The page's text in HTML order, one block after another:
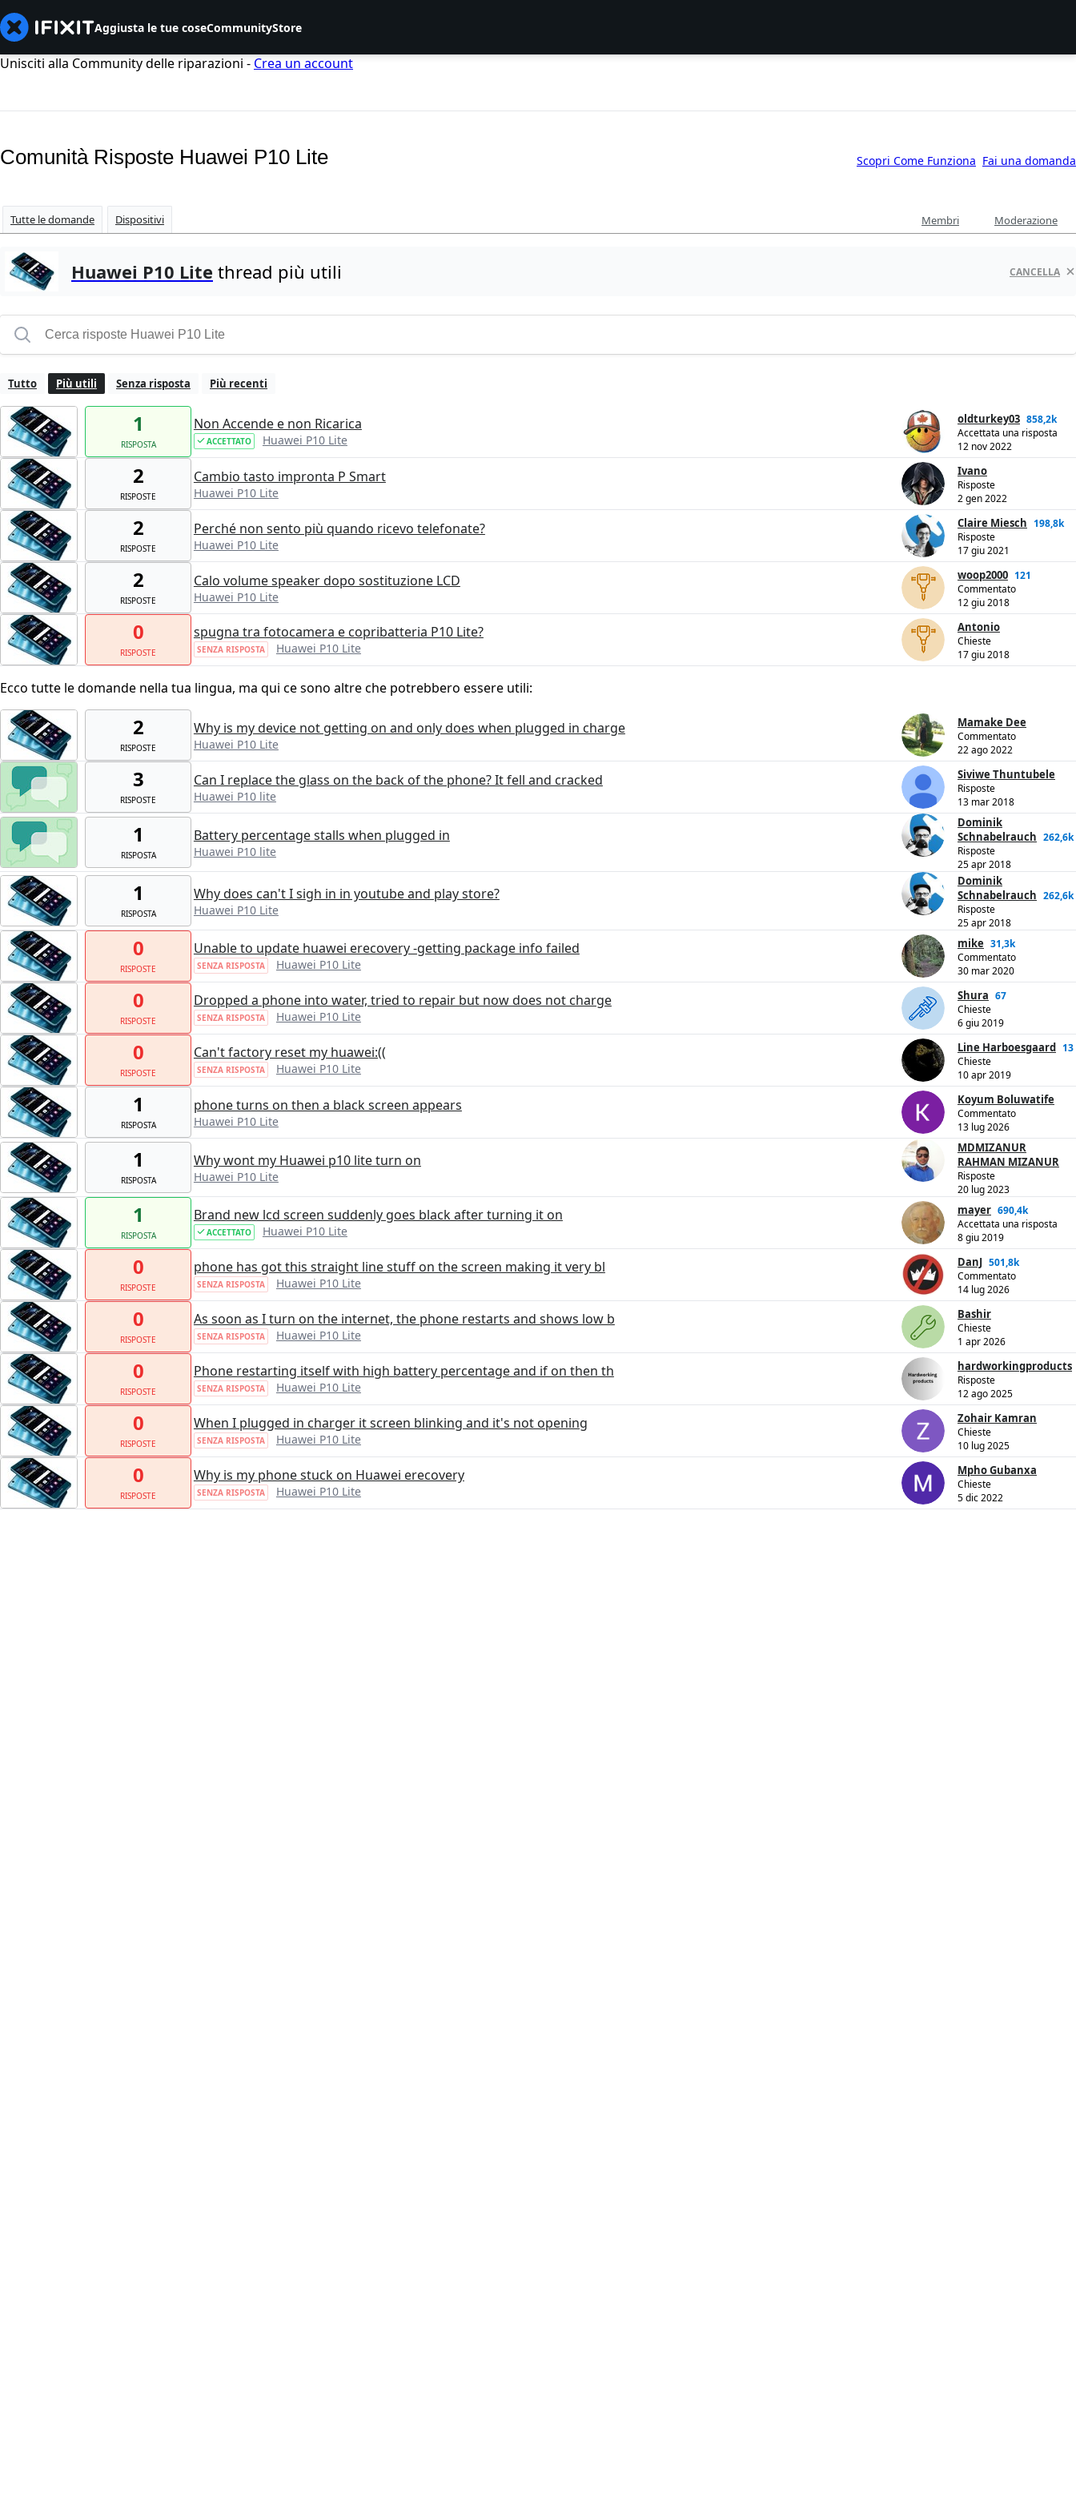
Aggiusta le tue coseCommunityStore
Unisciti alla Community delle riparazioni - Crea un account
Comunità Risposte Huawei P10 Lite Scopri Come Funziona Fai una domanda
Tutte le domande Dispositivi Membri Moderazione
Huawei P10 Lite thread più utili CANCELLA
Tutto Più utili Senza risposta Più recenti
1
RISPOSTA
Non Accende e non Ricarica
ACCETTATO Huawei P10 Lite
oldturkey03 858,2k
Accettata una risposta
12 nov 2022
2
RISPOSTE
Cambio tasto impronta P Smart
Huawei P10 Lite
Ivano
Risposte
2 gen 2022
2
RISPOSTE
Perché non sento più quando ricevo telefonate?
Huawei P10 Lite
Claire Miesch 198,8k
Risposte
17 giu 2021
2
RISPOSTE
Calo volume speaker dopo sostituzione LCD
Huawei P10 Lite
woop2000 121
Commentato
12 giu 2018
0
RISPOSTE
spugna tra fotocamera e copribatteria P10 Lite?
SENZA RISPOSTA Huawei P10 Lite
Antonio
Chieste
17 giu 2018
Ecco tutte le domande nella tua lingua, ma qui ce sono altre che potrebbero essere utili:
2
RISPOSTE
Why is my device not getting on and only does when plugged in charge
Huawei P10 Lite
Mamake Dee
Commentato
22 ago 2022
3
RISPOSTE
Can I replace the glass on the back of the phone? It fell and cracked
Huawei P10 lite
Siviwe Thuntubele
Risposte
13 mar 2018
1
RISPOSTA
Battery percentage stalls when plugged in
Huawei P10 lite
Dominik
Schnabelrauch 262,6k
Risposte
25 apr 2018
1
RISPOSTA
Why does can't I sigh in in youtube and play store?
Huawei P10 Lite
Dominik
Schnabelrauch 262,6k
Risposte
25 apr 2018
0
RISPOSTE
Unable to update huawei erecovery -getting package info failed
SENZA RISPOSTA Huawei P10 Lite
mike 31,3k
Commentato
30 mar 2020
0
RISPOSTE
Dropped a phone into water, tried to repair but now does not charge
SENZA RISPOSTA Huawei P10 Lite
Shura 67
Chieste
6 giu 2019
0
RISPOSTE
Can't factory reset my huawei:((
SENZA RISPOSTA Huawei P10 Lite
Line Harboesgaard 13
Chieste
10 apr 2019
1
RISPOSTA
phone turns on then a black screen appears
Huawei P10 Lite
Koyum Boluwatife
Commentato
13 lug 2026
1
RISPOSTA
Why wont my Huawei p10 lite turn on
Huawei P10 Lite
MDMIZANUR
RAHMAN MIZANUR
Risposte
20 lug 2023
1
RISPOSTA
Brand new lcd screen suddenly goes black after turning it on
ACCETTATO Huawei P10 Lite
mayer 690,4k
Accettata una risposta
8 giu 2019
0
RISPOSTE
phone has got this straight line stuff on the screen making it very bl
SENZA RISPOSTA Huawei P10 Lite
DanJ 501,8k
Commentato
14 lug 2026
0
RISPOSTE
As soon as I turn on the internet, the phone restarts and shows low b
SENZA RISPOSTA Huawei P10 Lite
Bashir
Chieste
1 apr 2026
0
RISPOSTE
Phone restarting itself with high battery percentage and if on then th
SENZA RISPOSTA Huawei P10 Lite
hardworkingproducts
Risposte
12 ago 2025
0
RISPOSTE
When I plugged in charger it screen blinking and it's not opening
SENZA RISPOSTA Huawei P10 Lite
Zohair Kamran
Chieste
10 lug 2025
0
RISPOSTE
Why is my phone stuck on Huawei erecovery
SENZA RISPOSTA Huawei P10 Lite
Mpho Gubanxa
Chieste
5 dic 2022